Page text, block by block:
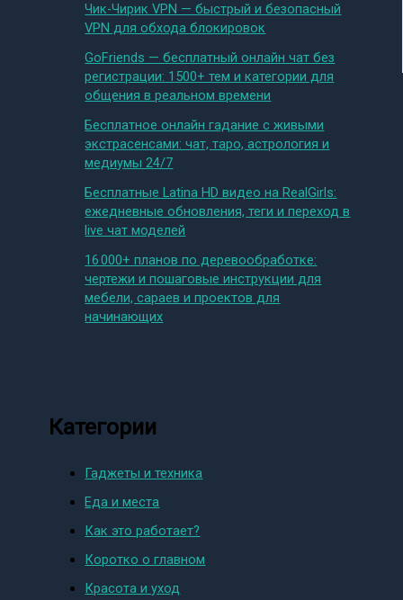
Чик-Чирик VPN — быстрый и безопасный
VPN для обхода блокировок
GoFriends — бесплатный онлайн чат без
регистрации: 1500+ тем и категории для
общения в реальном времени
Бесплатное онлайн гадание с живыми
экстрасенсами: чат, таро, астрология и
медиумы 24/7
Бесплатные Latina HD видео на RealGirls:
ежедневные обновления, теги и переход в
live чат моделей
16 000+ планов по деревообработке:
чертежи и пошаговые инструкции для
мебели, сараев и проектов для
начинающих
Категории
Гаджеты и техника
Еда и места
Как это работает?
Коротко о главном
Красота и уход